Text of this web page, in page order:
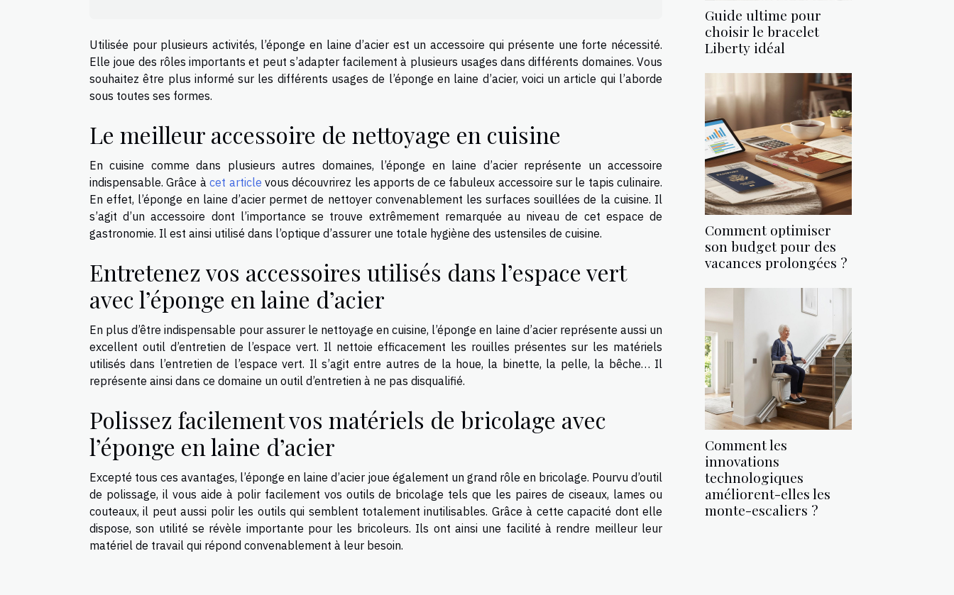
Utilisée pour plusieurs activités, l’éponge en laine d’acier est un accessoire qui présente une forte nécessité.
Elle joue des rôles importants et peut s’adapter facilement à plusieurs usages dans différents domaines. Vous
souhaitez être plus informé sur les différents usages de l’éponge en laine d’acier, voici un article qui l’aborde
sous toutes ses formes.
Le meilleur accessoire de nettoyage en cuisine
En cuisine comme dans plusieurs autres domaines, l’éponge en laine d’acier représente un accessoire
indispensable. Grâce àcet article vous découvrirez les apports de ce fabuleux accessoire sur le tapis culinaire.
En effet, l’éponge en laine d’acier permet de nettoyer convenablement les surfaces souillées de la cuisine. Il
s’agit d’un accessoire dont l’importance se trouve extrêmement remarquée au niveau de cet espace de
gastronomie. Il est ainsi utilisé dans l’optique d’assurer une totale hygiène des ustensiles de cuisine.
Entretenez vos accessoires utilisés dans l’espace vert
avec l’éponge en laine d’acier
En plus d’être indispensable pour assurer le nettoyage en cuisine, l’éponge en laine d’acier représente aussi un
excellent outil d’entretien de l’espace vert. Il nettoie efficacement les rouilles présentes sur les matériels
utilisés dans l’entretien de l’espace vert. Il s’agit entre autres de la houe, la binette, la pelle, la bêche… Il
représente ainsi dans ce domaine un outil d’entretien à ne pas disqualifié.
Polissez facilement vos matériels de bricolage avec
l’éponge en laine d’acier
Excepté tous ces avantages, l’éponge en laine d’acier joue également un grand rôle en bricolage. Pourvu d’outil
de polissage, il vous aide à polir facilement vos outils de bricolage tels que les paires de ciseaux, lames ou
couteaux, il peut aussi polir les outils qui semblent totalement inutilisables. Grâce à cette capacité dont elle
dispose, son utilité se révèle importante pour les bricoleurs. Ils ont ainsi une facilité à rendre meilleur leur
matériel de travail qui répond convenablement à leur besoin.
Guide ultime pour
choisir le bracelet
Liberty idéal
Comment optimiser
son budget pour des
vacances prolongées ?
Comment les
innovations
technologiques
améliorent-elles les
monte-escaliers ?